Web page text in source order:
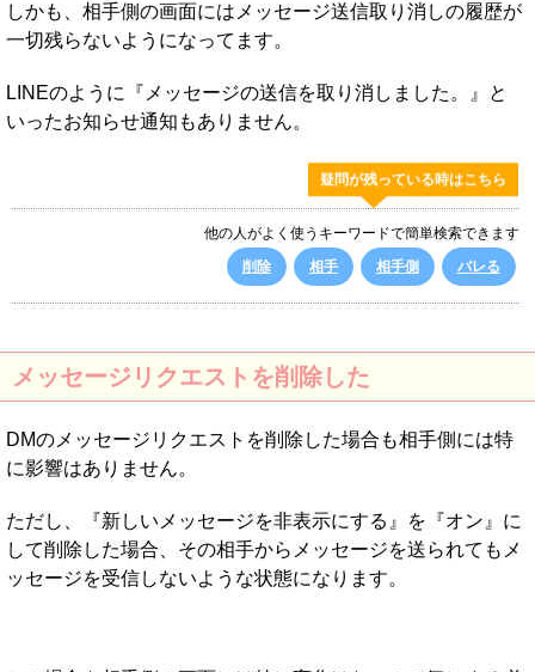
しかも、相手側の画面にはメッセージ送信取り消しの履歴が
一切残らないようになってます。
LINEのように『メッセージの送信を取り消しました。』と
いったお知らせ通知もありません。
疑問が残っている時はこちら
他の人がよく使うキーワードで簡単検索できます
削除
相手 相手側 バレる
メッセージリクエストを削除した
DMのメッセージリクエストを削除した場合も相手側には特
に影響はありません。
ただし、『新しいメッセージを非表示にする』を『オン』に
して削除した場合、その相手からメッセージを送られてもメ
ッセージを受信しないような状態になります。